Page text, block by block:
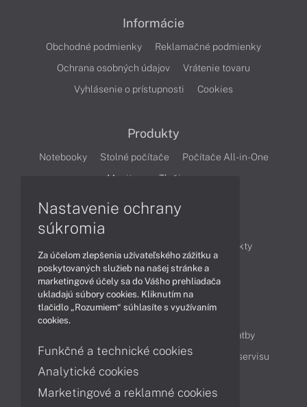
Informácie
Obchodné podmienky
Reklamačné podmienky
Ochrana osobných údajov
Vrátenie tovaru
Vyhlásenie o prístupnosti
Cookies
Produkty
Notebooky Stolné počítače
Počítače All-in-One
Monitory
Tlačiarne
Produkty
Technológie
Videá
Obsah
Možnosti doručenia a platby
Podpora a servis
Servisné služby Cenník servisu
Kontakty
Nastavenie ochrany
súkromia
Za účelom zlepšenia užívateľského zážitku a
poskytovaných služieb na našej stránke a
marketingové účely sa do Vášho prehliadača
ukladajú súbory cookies. Kliknutím na
tlačidlo „Rozumiem“ súhlasíte s využívaním
cookies.
Funkčné a technické cookies
Analytické cookies
Marketingové a reklamné cookies